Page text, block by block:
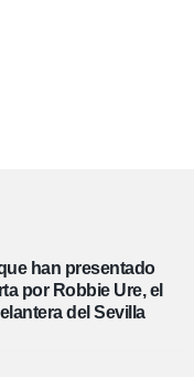
han presentado
por Robbie Ure, el
del Sevilla